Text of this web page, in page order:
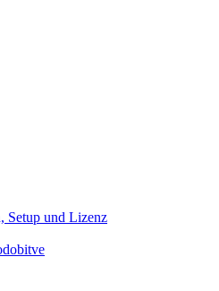
Setup und Lizenz